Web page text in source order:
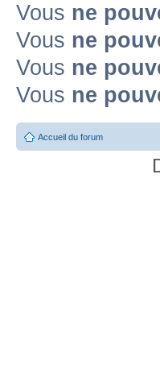
Vous ne
Vous ne
Vous ne
Vous ne
Accueil du forum